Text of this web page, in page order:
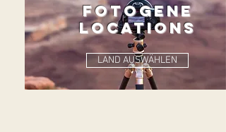
fotogene
locations
LAND AUSWÄHLEN